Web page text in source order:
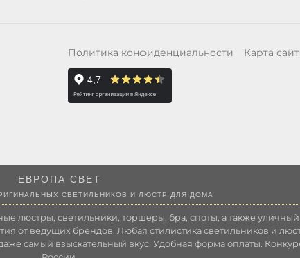
Политика конфиденциальности Карта
ЕВРОПА СВЕТ
СВЕТИЛЬНИКОВ И ЛЮСТР ДЛЯ ДОМА
люстры, светильники, торшеры, бра, споты, а также
от ведущих брендов. Любая стилистика светильников и
самый взыскательный вкус. Удобная форма оплаты.